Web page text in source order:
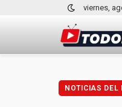
viernes,
NOTICIAS DEL